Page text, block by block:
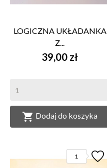
LOGICZNA UKŁADANKA
Z...
39,00 zł
 Dodaj do koszyka
1